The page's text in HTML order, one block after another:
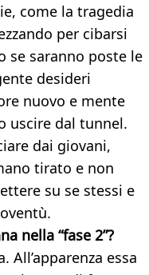
come la tragedia
per cibarsi
se saranno poste le
desideri
nuovo e mente
uscire dal tunnel.
dai giovani,
tirato e non
su se stessi e
nella “fase 2”?
essa